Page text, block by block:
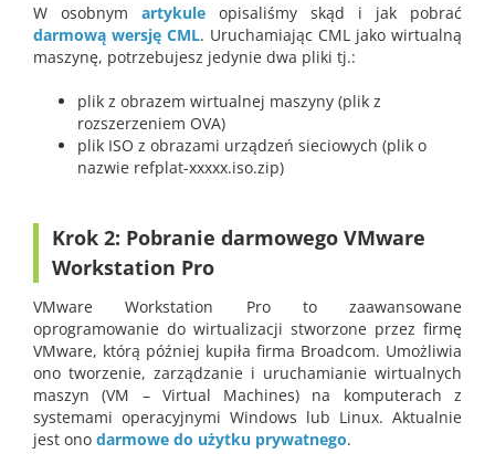
W osobnym artykule opisaliśmy skąd i jak pobrać
darmową wersję CML. Uruchamiając CML jako wirtualną
maszynę, potrzebujesz jedynie dwa pliki tj.:
plik z obrazem wirtualnej maszyny (plik z
rozszerzeniem OVA)
plik ISO z obrazami urządzeń sieciowych (plik o
nazwie refplat-xxxxx.iso.zip)
Krok 2: Pobranie darmowego VMware
Workstation Pro
VMware Workstation Pro to zaawansowane
oprogramowanie do wirtualizacji stworzone przez firmę
VMware, którą później kupiła firma Broadcom. Umożliwia
ono tworzenie, zarządzanie i uruchamianie wirtualnych
maszyn (VM – Virtual Machines) na komputerach z
systemami operacyjnymi Windows lub Linux. Aktualnie
jest ono darmowe do użytku prywatnego.